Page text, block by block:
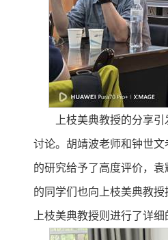
上枝美典教授的分享
讨论。胡靖波老师和钟世
的研究给予了高度评价，
的同学们也向上枝美典教授
上枝美典教授则进行了详细